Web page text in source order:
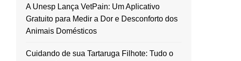
A Unesp Lança VetPain: Um Aplicativo
Gratuito para Medir a Dor e Desconforto dos
Animais Domésticos
Cuidando de sua Tartaruga Filhote: Tudo o